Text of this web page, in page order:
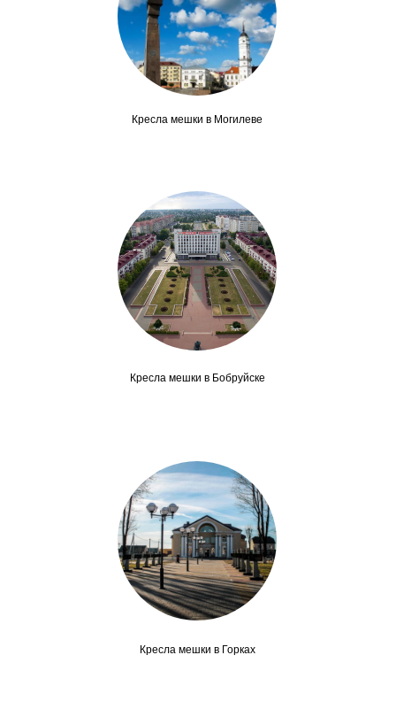
Кресла мешки в Могилеве
Кресла мешки в Бобруйске
Кресла мешки в Горках